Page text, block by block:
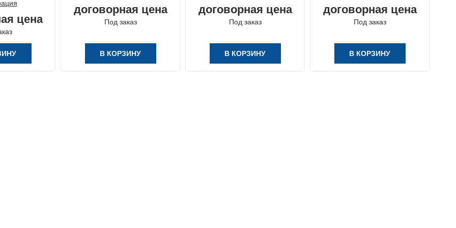
цена
договорная цена
Под заказ
В КОРЗИНУ
договорная цена
Под заказ
В КОРЗИНУ
договорная цена
Под заказ
В КОРЗИНУ